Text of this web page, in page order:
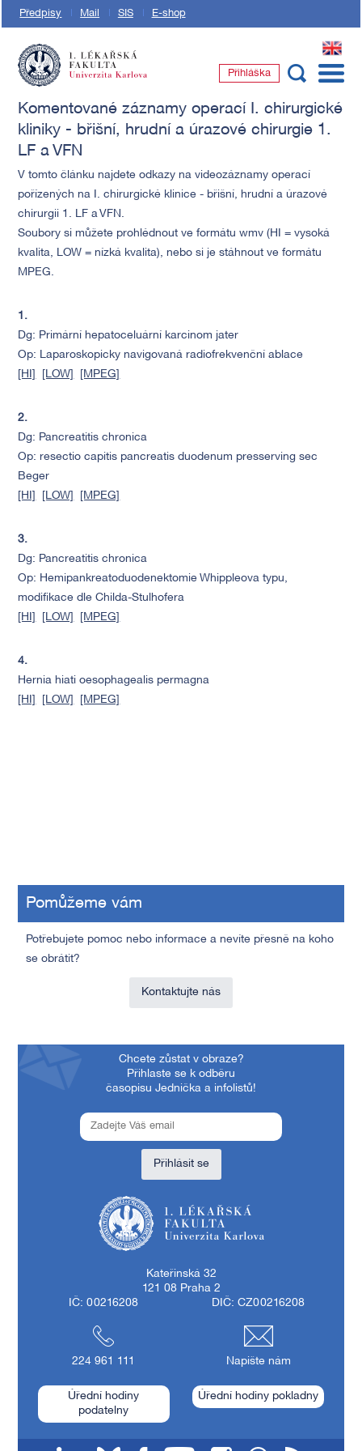
Předpisy Mail SIS E-shop
EN
Přihláška
Komentované záznamy operací I. chirurgické
kliniky - břišní, hrudní a úrazové chirurgie 1.
LF a VFN
V tomto článku najdete odkazy na videozáznamy operací
pořízených na I. chirurgické klinice - břišní, hrudní a úrazové
chirurgii 1. LF a VFN.
Soubory si můžete prohlédnout ve formátu wmv (HI = vysoká
kvalita, LOW = nízká kvalita), nebo si je stáhnout ve formátu
MPEG.
1.
Dg: Primární hepatoceluární karcinom jater
Op: Laparoskopicky navigovaná radiofrekvenční ablace
[HI]
[LOW] [MPEG]
2.
Dg: Pancreatitis chronica
Op: resectio capitis pancreatis duodenum presserving sec
Beger
[HI]
[LOW] [MPEG]
3.
Dg: Pancreatitis chronica
Op: Hemipankreatoduodenektomie Whippleova typu,
modifikace dle Childa-Stulhofera
[HI]
[LOW] [MPEG]
4.
Hernia hiati oesophagealis permagna
[HI]
[LOW] [MPEG]
Pomůžeme vám
Potřebujete pomoc nebo informace a nevíte přesně na koho
se obrátit?
Kontaktujte nás
Chcete zůstat v obraze?
Přihlaste se k odběru
časopisu Jednička a infolistů!
Přihlásit se
Kateřinská 32
121 08 Praha 2
IČ: 00216208
DIČ: CZ00216208
224 961 111 Napište nám
Úřední hodiny
podatelny
Úřední hodiny pokladny